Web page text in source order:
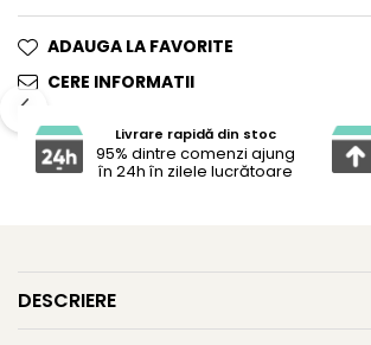
ADAUGA LA FAVORITE
CERE INFORMATII
Livrare rapidă din stoc
95% dintre comenzi ajung
în 24h în zilele lucrătoare
DESCRIERE